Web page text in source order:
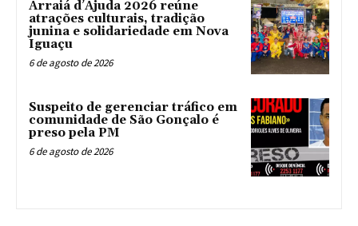
Arraiá d’Ajuda 2026 reúne
atrações culturais, tradição
junina e solidariedade em Nova
Iguaçu
6 de agosto de 2026
Suspeito de gerenciar tráfico em
comunidade de São Gonçalo é
preso pela PM
6 de agosto de 2026